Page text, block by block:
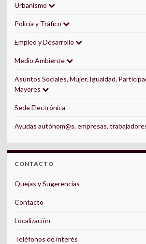
Urbanismo
Policía y Tráfico
Empleo y Desarrollo
Medio Ambiente
Asuntos Sociales, Mujer, Igualdad,
Mayores
Sede Electrónica
Ayudas autónom@s, empresas,
CONTACTO
Quejas y Sugerencias
Contacto
Localización
Teléfonos de interés